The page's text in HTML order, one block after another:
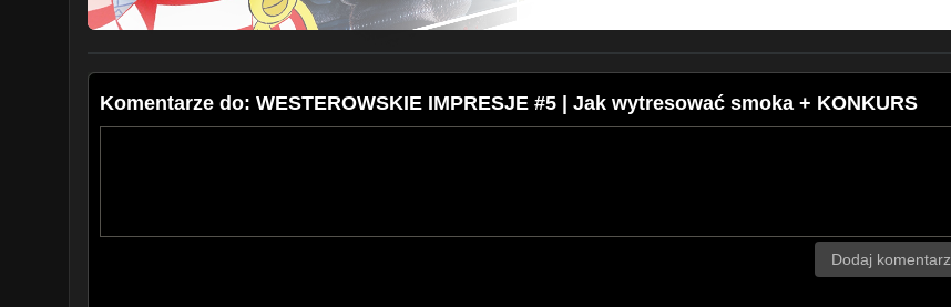
Komentarze do: WESTEROWSKIE IMPRESJE #5 | Jak wytresować smoka + KONKURS
Dodaj komentarz